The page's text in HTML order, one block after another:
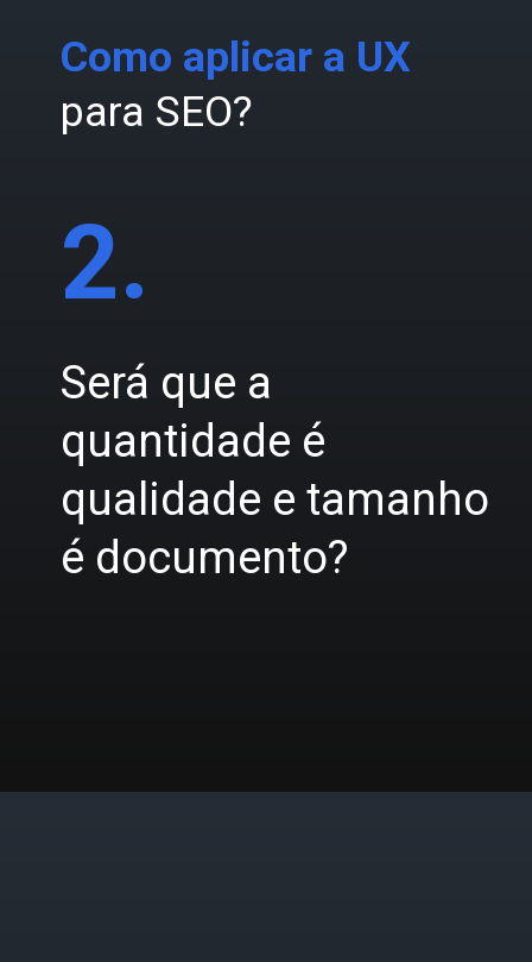
Como aplicar a UX
para SEO?
2.
Será que a
quantidade é
qualidade e tamanho
é documento?